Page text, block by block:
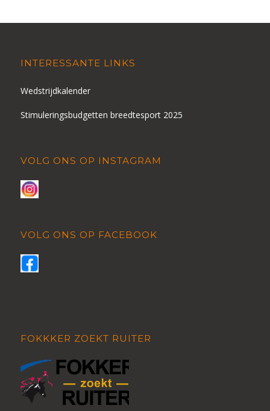
INTERESSANTE LINKS
Wedstrijdkalender
Stimuleringsbudgetten breedtesport 2025
VOLG ONS OP INSTAGRAM
VOLG ONS OP FACEBOOK
FOKKKER ZOEKT RUITER